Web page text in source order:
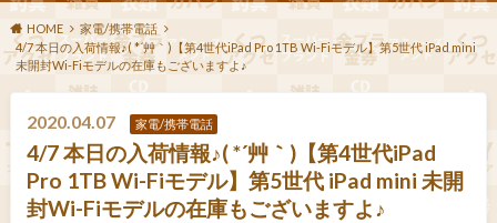
HOME
家電/携帯電話
4/7 本日の入荷情報♪( *´艸｀)【第4世代iPad Pro 1TB Wi-Fiモデル】第5世代 iPad mini
未開封Wi-Fiモデルの在庫もございますよ♪
2020.04.07 家電/携帯電話
4/7 本日の入荷情報♪( *´艸｀)【第4世代iPad
Pro 1TB Wi-Fiモデル】第5世代 iPad mini 未開
封Wi-Fiモデルの在庫もございますよ♪